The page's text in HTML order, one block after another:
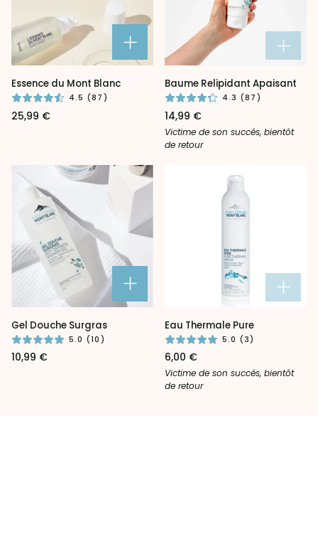
Essence
du
Mont
Blanc
Essence du Mont Blanc
4.5 (87)
25,99 €
Baume
Relipidant
Apaisant
Baume Relipidant Apaisant
4.3 (87)
14,99 €
Victime de son succés, bientôt
de retour
Gel
Douche
Surgras
Gel Douche Surgras
5.0 (10)
10,99 €
Eau
Thermale
Pure
Eau Thermale Pure
5.0 (3)
6,00 €
Victime de son succés, bientôt
de retour